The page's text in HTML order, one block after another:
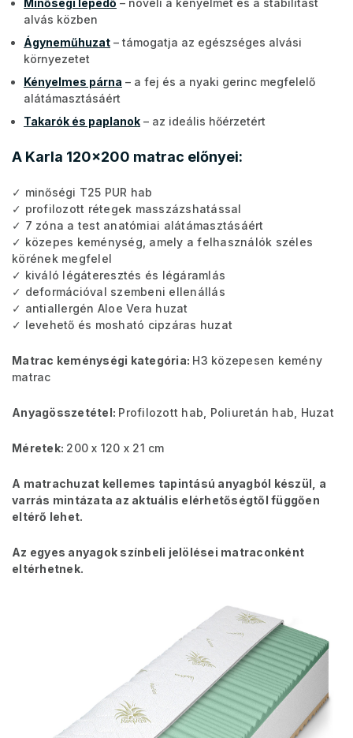
alvás közben
Ágyneműhuzat – támogatja az egészséges alvási
környezetet
Kényelmes párna – a fej és a nyaki gerinc megfelelő
alátámasztásáért
Takarók és paplanok – az ideális hőérzetért
A Karla 120x200 matrac előnyei:
✓ minőségi T25 PUR hab
✓ profilozott rétegek masszázshatással
✓ 7 zóna a test anatómiai alátámasztásáért
✓ közepes keménység, amely a felhasználók széles
körének megfelel
✓ kiváló légáteresztés és légáramlás
✓ deformációval szembeni ellenállás
✓ antiallergén Aloe Vera huzat
✓ levehető és mosható cipzáras huzat
Matrac keménységi kategória: H3 közepesen kemény
matrac
Anyagösszetétel: Profilozott hab, Poliuretán hab, Huzat
Méretek: 200 x 120 x 21 cm
A matrachuzat kellemes tapintású anyagból készül, a
varrás mintázata az aktuális elérhetőségtől függően
eltérő lehet.
Az egyes anyagok színbeli jelölései matraconként
eltérhetnek.